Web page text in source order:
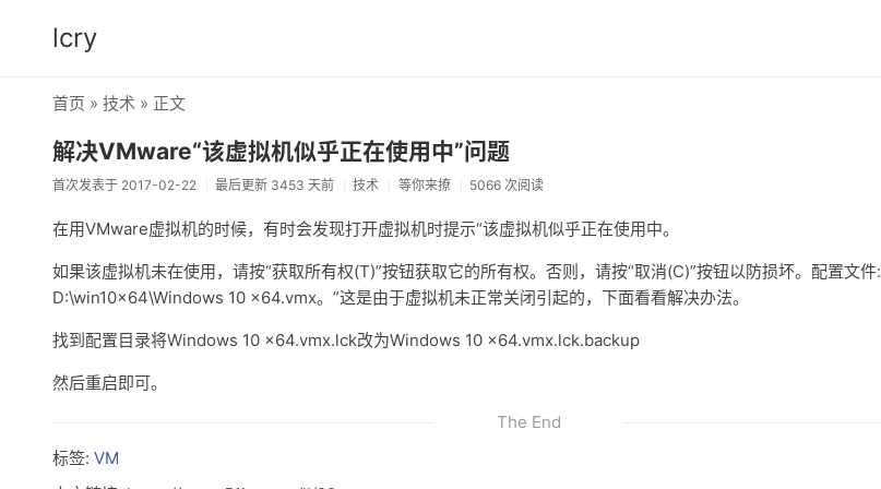
lcry
首页 » 技术 » 正文
解决VMware“该虚拟机似乎正在使用中”问题
首次发表于 2017-02-22 最后更新 3453 天前 技术 等你来撩 5066 次阅读
在用VMware虚拟机的时候，有时会发现打开虚拟机时提示“该虚拟机似乎正在使用中。
如果该虚拟机未在使用，请按“获取所有权(T)”按钮获取它的所有权。否则，请按“取消(C)”按钮以防损坏。配置文件:
D:\win10x64\Windows 10 x64.vmx。”这是由于虚拟机未正常关闭引起的，下面看看解决办法。
找到配置目录将Windows 10 x64.vmx.lck改为Windows 10 x64.vmx.lck.backup
然后重启即可。
The End
标签: VM